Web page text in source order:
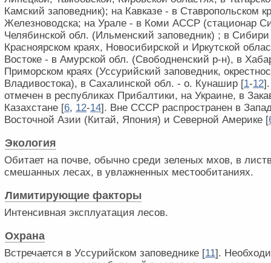
Камский заповедник); на Кавказе - в Ставропольском
Железноводска; на Урале - в Коми АССР (стационар
Челябинской обл. (Ильменский заповедник) ; в
Красноярском краях, Новосибирской и Иркутской
Востоке - в Амурской обл. (Свободненский р-н), в
Приморском краях (Уссурийский заповедник,
Владивостока), в Сахалинской обл. - о. Кунашир [1-12
отмечен в республиках Прибалтики, на Украине, в
Казахстане [6, 12-14]. Вне СССР распространен в
Восточной Азии (Китай, Япония) и Северной Америке [
Экология
Обитает на почве, обычно среди зеленых мхов, в
смешанных лесах, в увлажненных местообитаниях.
Лимитирующие факторы
Интенсивная эксплуатация лесов.
Охрана
Встречается в Уссурийском заповеднике [11].